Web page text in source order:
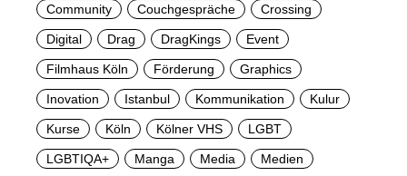
Community Couchgespräche Crossing
Digital Drag DragKings Event
Filmhaus Köln Förderung Graphics
Inovation Istanbul Kommunikation Kulur
Kurse Köln Kölner VHS LGBT
LGBTIQA+ Manga Media Medien